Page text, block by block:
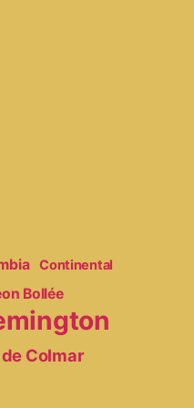
Continental
Bollée
Colmar